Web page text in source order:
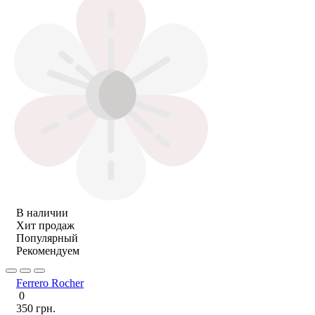
В наличии
Хит продаж
Популярный
Рекомендуем
Ferrero Rocher
0
350 грн.